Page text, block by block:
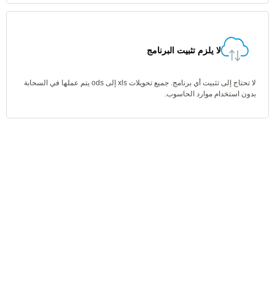
لا يلزم تثبيت البرنامج
لا تحتاج إلى تثبيت أي برنامج. جميع تحويلات xls إلى ods يتم عملها في السحابة
بدون استخدام موارد الحاسوب.